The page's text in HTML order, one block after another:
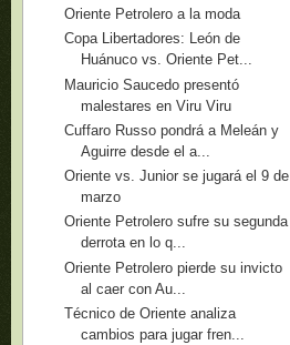
Oriente Petrolero a la moda
Copa Libertadores: León de
Huánuco vs. Oriente Pet...
Mauricio Saucedo presentó
malestares en Viru Viru
Cuffaro Russo pondrá a Meleán y
Aguirre desde el a...
Oriente vs. Junior se jugará el 9 de
marzo
Oriente Petrolero sufre su segunda
derrota en lo q...
Oriente Petrolero pierde su invicto
al caer con Au...
Técnico de Oriente analiza
cambios para jugar fren...